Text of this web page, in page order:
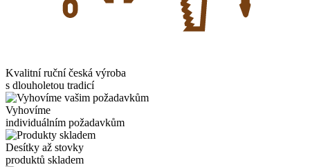
Kvalitní ruční česká výroba
s dlouholetou tradicí
Vyhovíme
individuálním požadavkům
Desítky až stovky
produktů skladem